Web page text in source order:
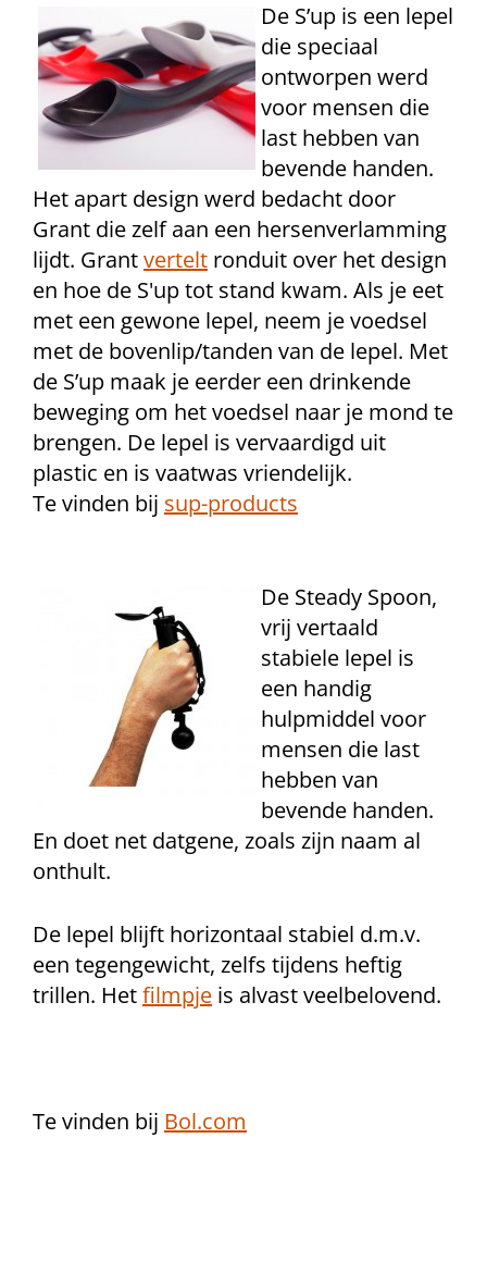
De S’up is een lepel
die speciaal
ontworpen werd
voor mensen die
last hebben van
bevende handen.
Het apart design werd bedacht door
Grant die zelf aan een hersenverlamming
lijdt. Grantvertelt ronduit over het design
en hoe de S'up tot stand kwam. Als je eet
met een gewone lepel, neem je voedsel
met de bovenlip/tanden van de lepel. Met
de S’up maak je eerder een drinkende
beweging om het voedsel naar je mond te
brengen. De lepel is vervaardigd uit
plastic en is vaatwas vriendelijk.
Te vinden bij sup-products
De Steady Spoon,
vrij vertaald
stabiele lepel is
een handig
hulpmiddel voor
mensen die last
hebben van
bevende handen.
En doet net datgene, zoals zijn naam al
onthult.
De lepel blijft horizontaal stabiel d.m.v.
een tegengewicht, zelfs tijdens heftig
trillen. Hetfilmpje is alvast veelbelovend.
Te vinden bij Bol.com